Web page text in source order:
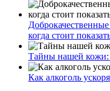
когда стоит
Тайны нашей кожи:
Как алкоголь